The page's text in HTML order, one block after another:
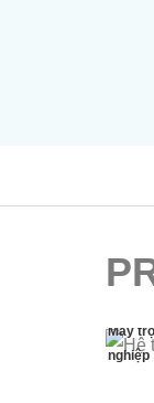
Máy
nghiệp